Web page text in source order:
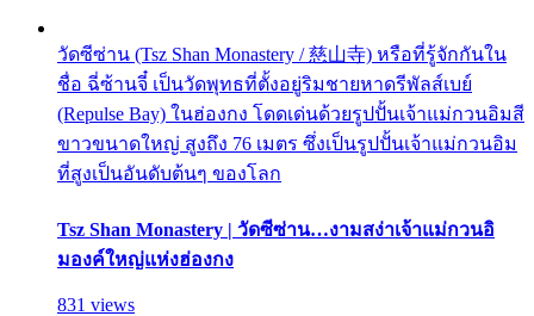
วัดซีซ่าน (Tsz Shan Monastery / 慈山寺) หรือที่รู้จักกันใน
ชื่อ ฉี่ซ้านจี๋ เป็นวัดพุทธที่ตั้งอยู่ริมชายหาดรีพัลส์เบย์
(Repulse Bay) ในฮ่องกง โดดเด่นด้วยรูปปั้นเจ้าแม่กวนอิมสี
ขาวขนาดใหญ่ สูงถึง 76 เมตร ซึ่งเป็นรูปปั้นเจ้าแม่กวนอิม
ที่สูงเป็นอันดับต้นๆ ของโลก
Tsz Shan Monastery | วัดซีซ่าน…งามสง่าเจ้าแม่กวนอิ
มองค์ใหญ่แห่งฮ่องกง
831 views